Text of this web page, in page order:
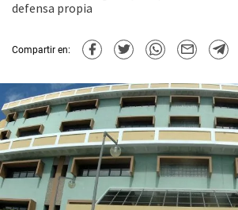
defensa propia
Compartir en: